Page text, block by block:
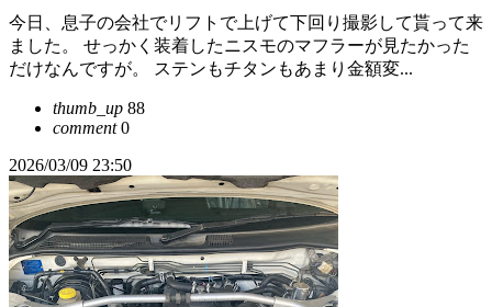
今日、息子の会社でリフトで上げて下回り撮影して貰って来
ました。 せっかく装着したニスモのマフラーが見たかった
だけなんですが。 ステンもチタンもあまり金額変...
thumb_up 88
comment0
2026/03/09 23:50